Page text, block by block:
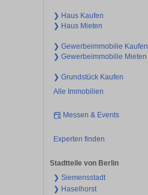
❯ Haus Kaufen
❯ Haus Mieten
❯ Gewerbeimmobilie Kaufen
❯ Gewerbeimmobilie Mieten
❯ Grundstück Kaufen
Alle Immobilien
Messen & Events
Experten finden
Stadtteile von Berlin
❯ Siemensstadt
❯ Haselhorst